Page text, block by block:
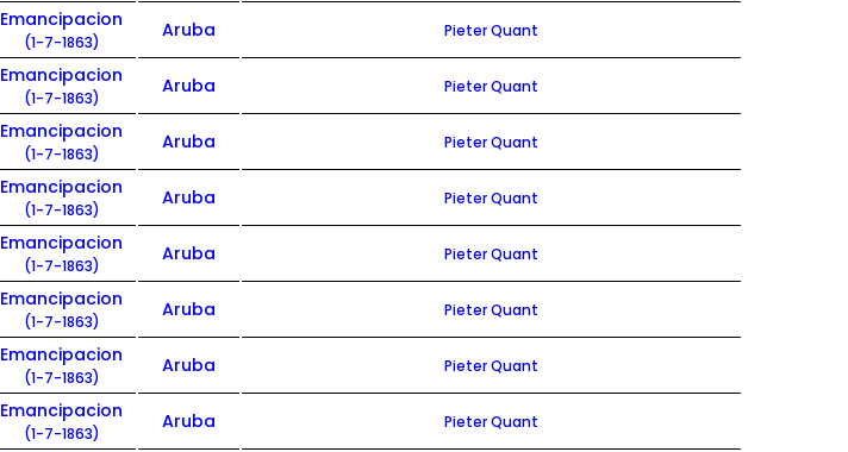
Emancipacion
(1-7-1863)
Aruba Pieter Quant
Emancipacion
(1-7-1863)
Aruba Pieter Quant
Emancipacion
(1-7-1863)
Aruba Pieter Quant
Emancipacion
(1-7-1863)
Aruba Pieter Quant
Emancipacion
(1-7-1863)
Aruba Pieter Quant
Emancipacion
(1-7-1863)
Aruba Pieter Quant
Emancipacion
(1-7-1863)
Aruba Pieter Quant
Emancipacion
(1-7-1863)
Aruba Pieter Quant